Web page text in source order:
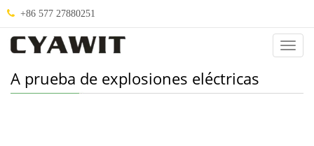
+86 577 27880251
Us
A prueba de explosiones eléctricas